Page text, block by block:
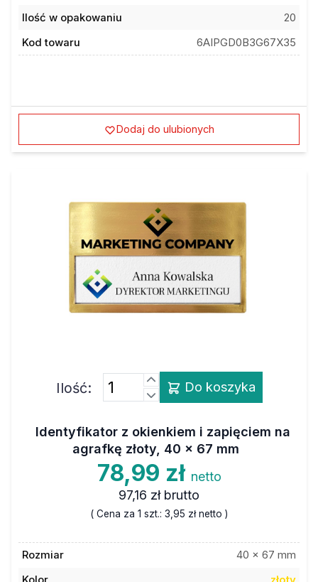
Ilość w opakowaniu
20
Kod towaru
6AIPGD0B3G67X35
Dodaj do ulubionych
Ilość: Do koszyka
Identyfikator z okienkiem i zapięciem na
agrafkę złoty, 40 x 67 mm
78,99 zł netto
97,16 zł brutto
( Cena za 1 szt.: 3,95 złnetto )
Rozmiar
40 x 67 mm